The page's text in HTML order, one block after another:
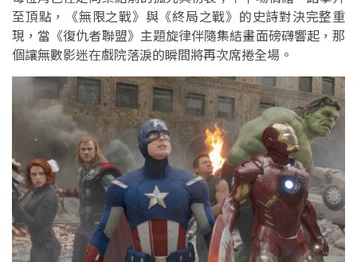
至頂點，《無限之戰》與《終局之戰》的史詩對決完整重
現，當《復仇者聯盟》主題旋律伴隨集結畫面磅礴響起，那
個讓無數影迷在戲院落淚的瞬間將再次席捲全場。